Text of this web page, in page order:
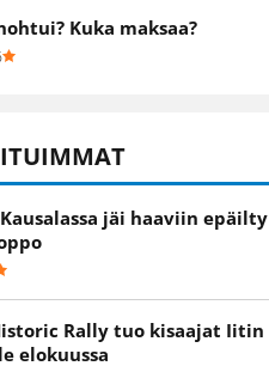
Kuka maksaa?
jäi haaviin epäilty
Rally tuo kisaajat Iitin
elokuussa